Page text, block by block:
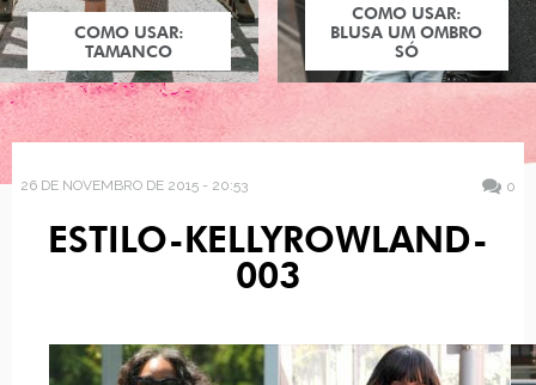
COMO USAR:
TAMANCO
COMO USAR:
BLUSA UM OMBRO
SÓ
26 DE NOVEMBRO DE 2015 - 20:53 0
ESTILO-KELLYROWLAND-
003